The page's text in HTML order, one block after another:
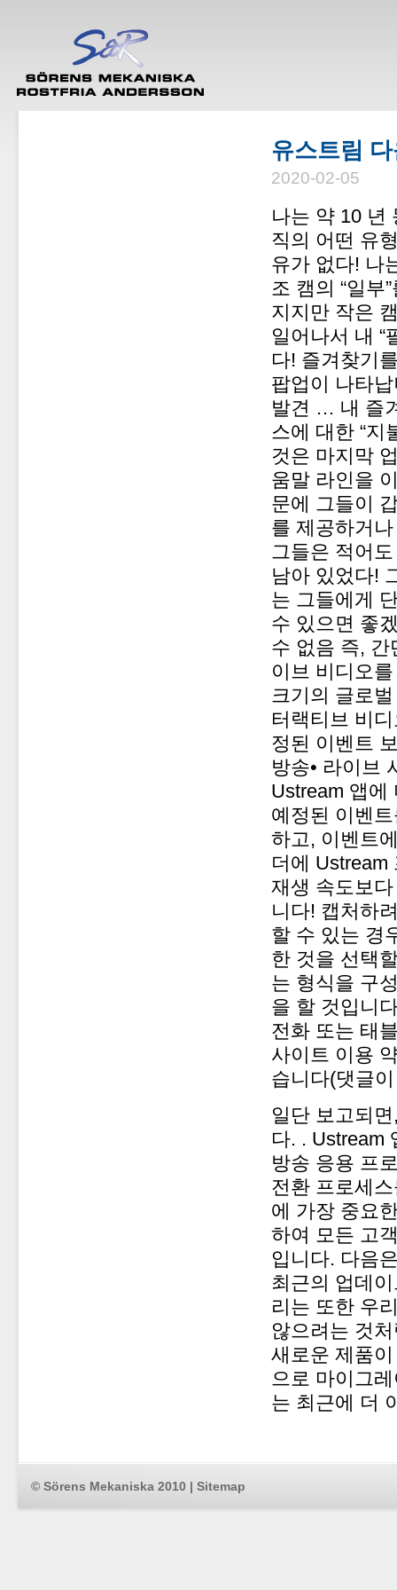
유스트림
2020-02-05
나는 약 10 년
직의 어떤 유
유가 없다! 나
조 캠의 “일부
지지만 작은
일어나서 내 “
다! 즐겨찾기
팝업이 나타
발견 … 내 즐
스에 대한 “지
것은 마지막
움말 라인을
문에 그들이
를 제공하거
그들은 적어
남아 있었다!
는 그들에게
수 있으면 좋
수 없음 즉,
이브 비디오
크기의 글로
터랙티브 비
정된 이벤트
방송• 라이브
Ustream 앱에
예정된 이벤
하고, 이벤트
더에 Ustream
재생 속도보
니다! 캡처하
할 수 있는 경
한 것을 선택
는 형식을 구
을 할 것입니
전화 또는 태
사이트 이용
습니다(댓글
일단 보고되
다. . Ustream
방송 응용 프
전환 프로세
에 가장 중요
하여 모든 고
입니다. 다음
최근의 업데
리는 또한 우
않으려는 것
새로운 제품
으로 마이그
는 최근에 더
© Sörens Mekaniska 2010 | Sitemap